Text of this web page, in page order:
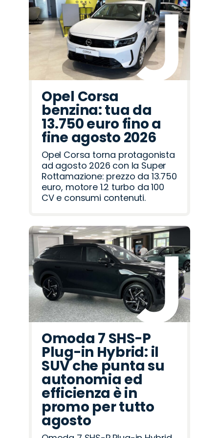
Citroën
Hyundai
Mazda
Fiat
Omoda
Lancia
Cupra
Abarth
Alfa
Romeo
Seat
Land
Rover
Jaecoo
Peugeot
Opel
Jeep
Opel Corsa
benzina: tua da
13.750 euro fino a
fine agosto 2026
Opel Corsa torna protagonista
ad agosto 2026 con la Super
Rottamazione: prezzo da 13.750
euro, motore 1.2 turbo da 100
CV e consumi contenuti.
Omoda 7 SHS-P
Plug-in Hybrid: il
SUV che punta su
autonomia ed
efficienza è in
promo per tutto
agosto